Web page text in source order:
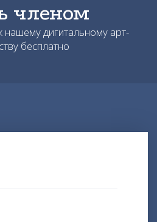
членом
нашему дигитальному арт-
бесплатно